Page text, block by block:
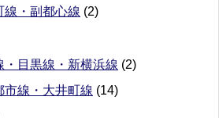
線・副都心線 (2)
・目黒線・新横浜線 (2)
市線・大井町線 (14)